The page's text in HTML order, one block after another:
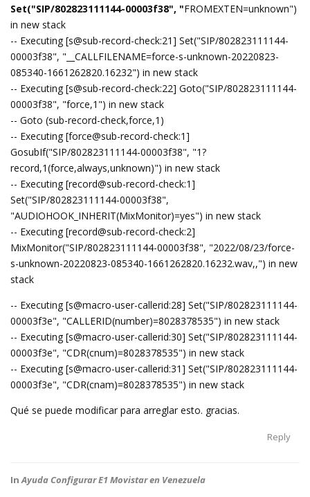
Set("SIP/802823111144-00003f38", "FROMEXTEN=unknown")
in new stack
-- Executing [s@sub-record-check:21] Set("SIP/802823111144-
00003f38", "__CALLFILENAME=force-s-unknown-20220823-
085340-1661262820.16232") in new stack
-- Executing [s@sub-record-check:22] Goto("SIP/802823111144-
00003f38", "force,1") in new stack
-- Goto (sub-record-check,force,1)
-- Executing [force@sub-record-check:1]
GosubIf("SIP/802823111144-00003f38", "1?
record,1(force,always,unknown)") in new stack
-- Executing [record@sub-record-check:1]
Set("SIP/802823111144-00003f38",
"AUDIOHOOK_INHERIT(MixMonitor)=yes") in new stack
-- Executing [record@sub-record-check:2]
MixMonitor("SIP/802823111144-00003f38", "2022/08/23/force-
s-unknown-20220823-085340-1661262820.16232.wav,,") in new
stack
-- Executing [s@macro-user-callerid:28] Set("SIP/802823111144-
00003f3e", "CALLERID(number)=8028378535") in new stack
-- Executing [s@macro-user-callerid:30] Set("SIP/802823111144-
00003f3e", "CDR(cnum)=8028378535") in new stack
-- Executing [s@macro-user-callerid:31] Set("SIP/802823111144-
00003f3e", "CDR(cnam)=8028378535") in new stack
Qué se puede modificar para arreglar esto. gracias.
Reply
In Ayuda Configurar E1 Movistar en Venezuela